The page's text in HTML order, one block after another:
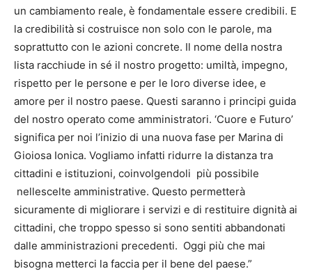
un cambiamento reale, è fondamentale essere credibili. E
la credibilità si costruisce non solo con le parole, ma
soprattutto con le azioni concrete. Il nome della nostra
lista racchiude in sé il nostro progetto: umiltà, impegno,
rispetto per le persone e per le loro diverse idee, e
amore per il nostro paese. Questi saranno i principi guida
del nostro operato come amministratori. ‘Cuore e Futuro’
significa per noi l’inizio di una nuova fase per Marina di
Gioiosa Ionica. Vogliamo infatti ridurre la distanza tra
cittadini e istituzioni, coinvolgendoli più possibile
nellescelte amministrative. Questo permetterà
sicuramente di migliorare i servizi e di restituire dignità ai
cittadini, che troppo spesso si sono sentiti abbandonati
dalle amministrazioni precedenti. Oggi più che mai
bisogna metterci la faccia per il bene del paese.”